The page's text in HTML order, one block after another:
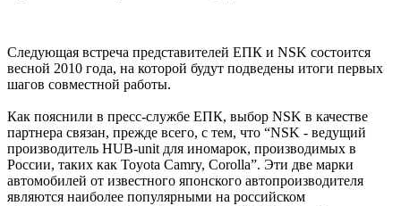
Следующая встреча представителей ЕПК и NSK состоится
весной 2010 года, на которой будут подведены итоги первых
шагов совместной работы.
Как пояснили в пресс-службе ЕПК, выбор NSK в качестве
партнера связан, прежде всего, c тем, что “NSK - ведущий
производитель HUB-unit для иномарок, производимых в
России, таких как Toyota Camry, Corolla”. Эти две марки
автомобилей от известного японского автопроизводителя
являются наиболее популярными на российском